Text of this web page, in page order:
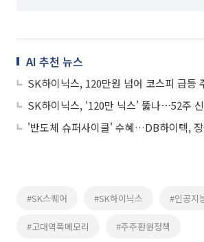
AI 추천 뉴스
SK하이닉스, ‘120만 닉스’ 뚫나⋯52주
#SK스퀘어 #SK하이닉스 #인공지
#고대역폭메모리 #주주환원정책